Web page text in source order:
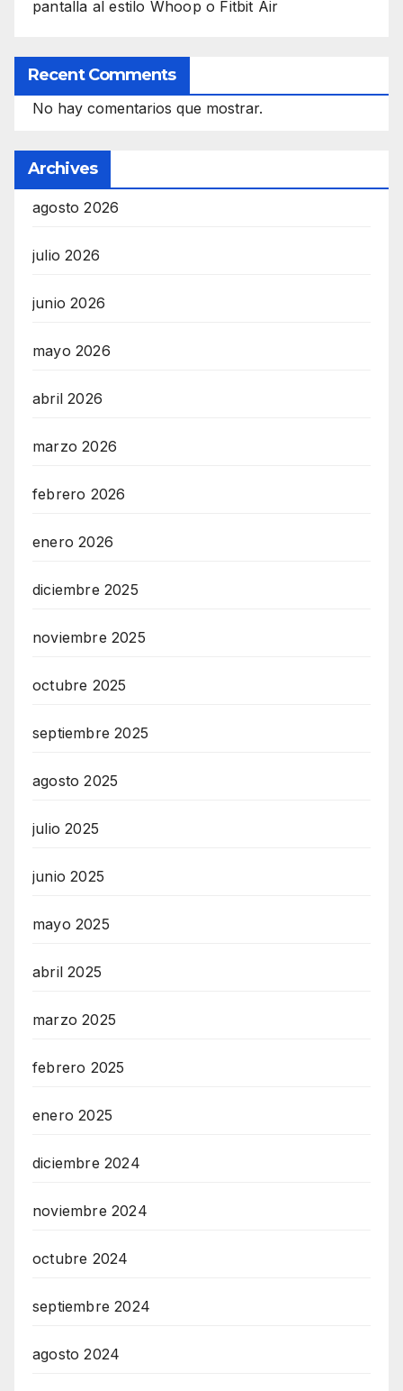
pantalla al estilo Whoop o Fitbit Air
Recent Comments
No hay comentarios que mostrar.
Archives
agosto 2026
julio 2026
junio 2026
mayo 2026
abril 2026
marzo 2026
febrero 2026
enero 2026
diciembre 2025
noviembre 2025
octubre 2025
septiembre 2025
agosto 2025
julio 2025
junio 2025
mayo 2025
abril 2025
marzo 2025
febrero 2025
enero 2025
diciembre 2024
noviembre 2024
octubre 2024
septiembre 2024
agosto 2024